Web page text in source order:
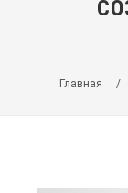
Главная /